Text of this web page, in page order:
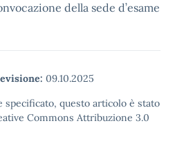
della sede d’esame
09.10.2025
specificato, questo articolo è stato
Commons Attribuzione 3.0